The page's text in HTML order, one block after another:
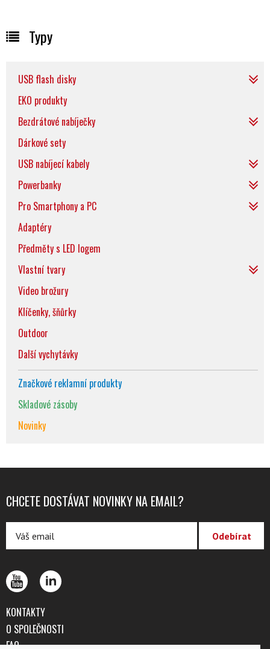
Typy
USB flash disky
EKO produkty
Bezdrátové nabíječky
Dárkové sety
USB nabíjecí kabely
Powerbanky
Pro Smartphony a PC
Adaptéry
Předměty s LED logem
Vlastní tvary
Video brožury
Klíčenky, šňůrky
Outdoor
Další vychytávky
Značkové reklamní produkty
Skladové zásoby
Novinky
CHCETE DOSTÁVAT NOVINKY NA EMAIL?
KONTAKTY
O SPOLEČNOSTI
FAQ